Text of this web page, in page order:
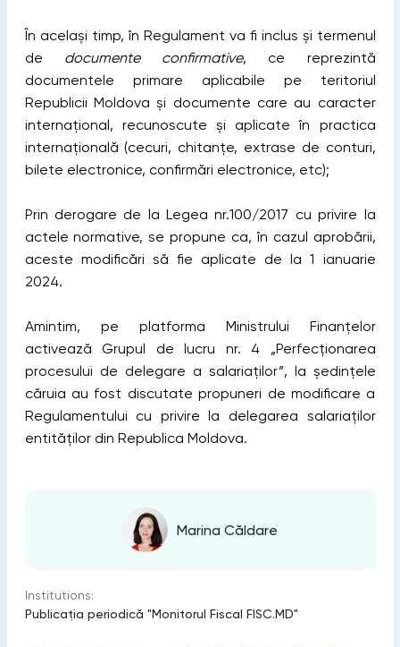
În același timp, în Regulament va fi inclus și termenul
de documente confirmative, ce reprezintă
documentele primare aplicabile pe teritoriul
Republicii Moldova și documente care au caracter
internațional, recunoscute și aplicate în practica
internațională (cecuri, chitanțe, extrase de conturi,
bilete electronice, confirmări electronice, etc);
Prin derogare de la Legea nr.100/2017 cu privire la
actele normative, se propune ca, în cazul aprobării,
aceste modificări să fie aplicate de la 1 ianuarie
2024.
Amintim, pe platforma Ministrului Finanțelor
activează Grupul de lucru nr. 4 „Perfecționarea
procesului de delegare a salariaților”, la ședințele
căruia au fost discutate propuneri de modificare a
Regulamentului cu privire la delegarea salariaţilor
entităţilor din Republica Moldova.
Marina Căldare
Institutions:
Publicaţia periodică "Monitorul Fiscal FISC.MD"